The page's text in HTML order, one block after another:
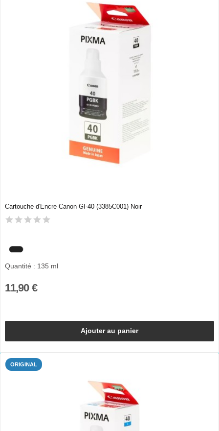
Cartouche d'Encre Canon GI-40 (3385C001) Noir
Quantité : 135 ml
11,90 €
Ajouter au panier
ORIGINAL